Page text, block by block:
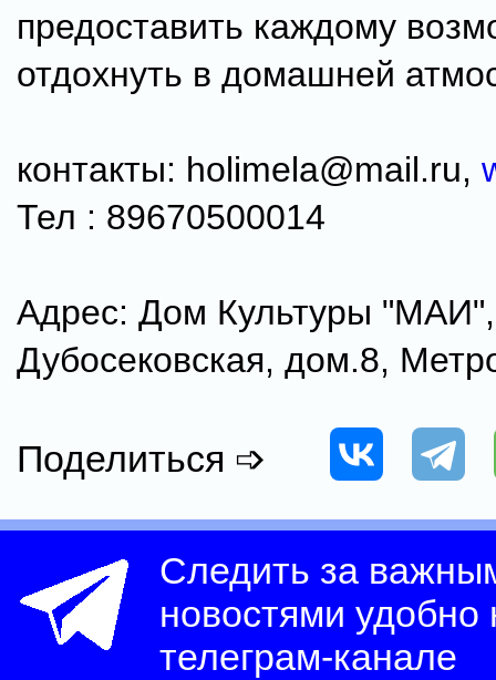
предоставить каждому
отдохнуть в домашней
контакты: holimela@mail.ru,
Тел : 89670500014
Адрес: Дом Культуры
Дубосековская, дом.8,
Поделиться ➩
Следить за
новостями
телеграм-канале